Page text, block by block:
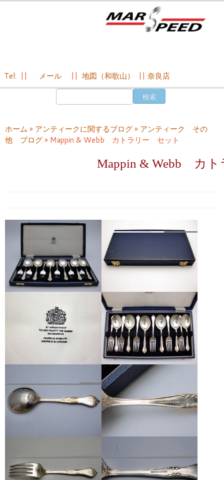
ン
ツ
Tel: メール 地図（和歌山） 奈良店
ホーム » アンティークに関するブログ» アンティーク その
他 ブログ» Mappin & Webb カトラリー セット
Mappin & Webb カ